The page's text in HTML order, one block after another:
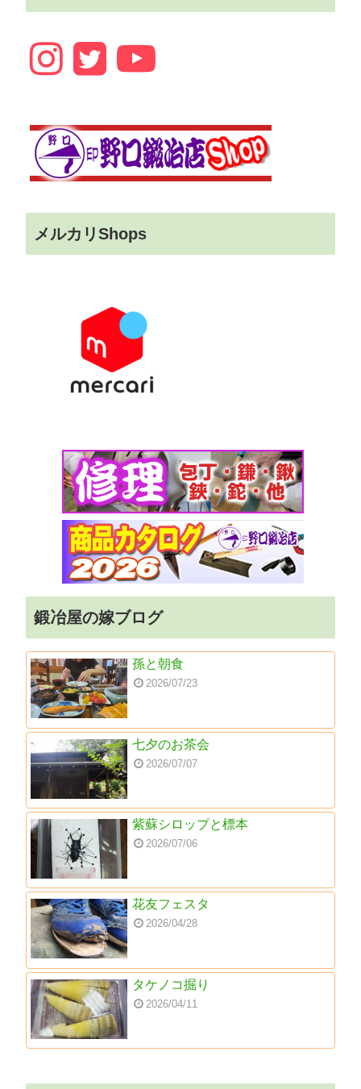
メルカリShops
鍛冶屋の嫁ブログ
孫と朝食
2026/07/23
七夕のお茶会
2026/07/07
紫蘇シロップと標本
2026/07/06
花友フェスタ
2026/04/28
タケノコ掘り
2026/04/11